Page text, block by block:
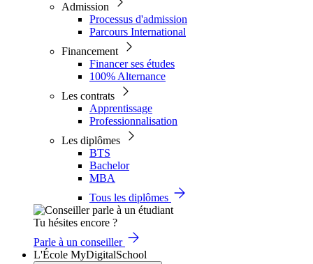
Admission
Processus d'admission
Parcours International
Financement
Financer ses études
100% Alternance
Les contrats
Apprentissage
Professionnalisation
Les diplômes
BTS
Bachelor
MBA
Tous les diplômes
Tu hésites encore ?
Parle à un conseiller
L'École MyDigitalSchool